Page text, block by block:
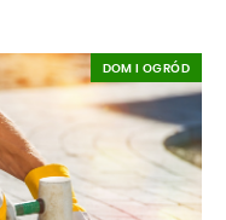
DOM I OGRÓD